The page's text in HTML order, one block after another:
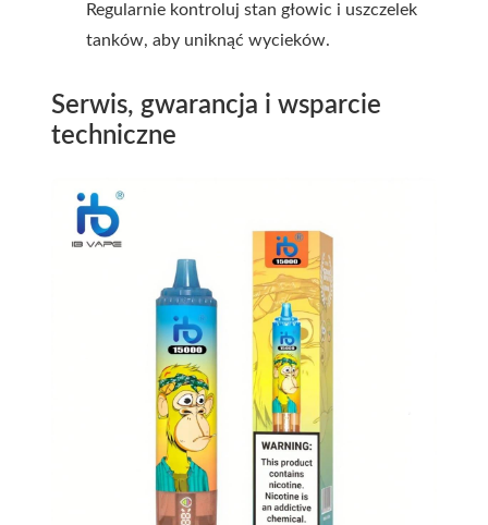
Regularnie kontroluj stan głowic i uszczelek
tanków, aby uniknąć wycieków.
Serwis, gwarancja i wsparcie
techniczne